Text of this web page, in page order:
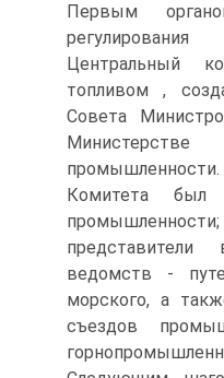
Первым
Центральный
топливом ,
Совета
Комитета был
представители
ведомств -
морского, а
съездов